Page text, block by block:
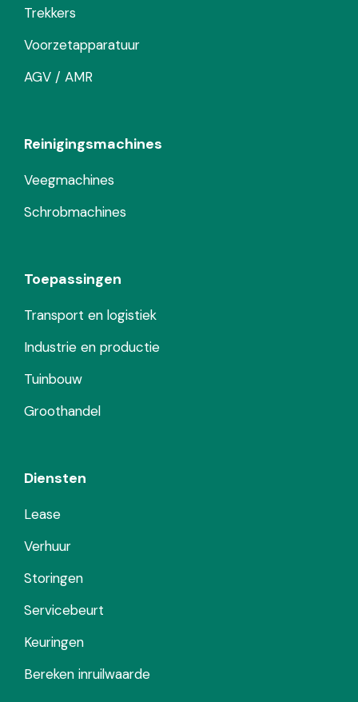
Trekkers
Voorzetapparatuur
AGV / AMR
Reinigingsmachines
Veegmachines
Schrobmachines
Toepassingen
Transport en logistiek
Industrie en productie
Tuinbouw
Groothandel
Diensten
Lease
Verhuur
Storingen
Servicebeurt
Keuringen
Bereken inruilwaarde